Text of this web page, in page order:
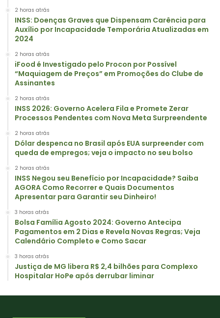
2 horas atrás
INSS: Doenças Graves que Dispensam Carência para
Auxílio por Incapacidade Temporária Atualizadas em
2024
2 horas atrás
iFood é Investigado pelo Procon por Possível
“Maquiagem de Preços” em Promoções do Clube de
Assinantes
2 horas atrás
INSS 2026: Governo Acelera Fila e Promete Zerar
Processos Pendentes com Nova Meta Surpreendente
2 horas atrás
Dólar despenca no Brasil após EUA surpreender com
queda de empregos; veja o impacto no seu bolso
2 horas atrás
INSS Negou seu Benefício por Incapacidade? Saiba
AGORA Como Recorrer e Quais Documentos
Apresentar para Garantir seu Dinheiro!
3 horas atrás
Bolsa Família Agosto 2024: Governo Antecipa
Pagamentos em 2 Dias e Revela Novas Regras; Veja
Calendário Completo e Como Sacar
3 horas atrás
Justiça de MG libera R$ 2,4 bilhões para Complexo
Hospitalar HoPe após derrubar liminar